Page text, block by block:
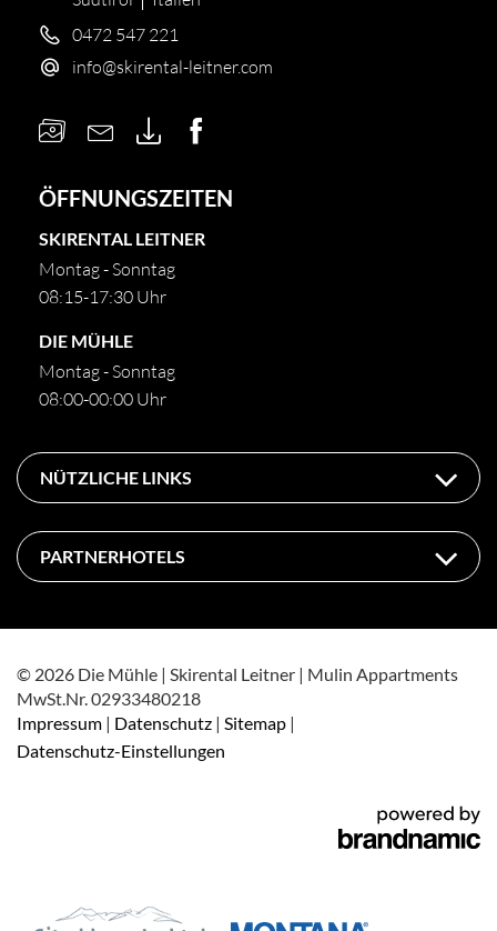
0472 547 221
info@skirental-leitner.com
ÖFFNUNGSZEITEN
SKIRENTAL LEITNER
Montag - Sonntag
08:15-17:30 Uhr
DIE MÜHLE
Montag - Sonntag
08:00-00:00 Uhr
NÜTZLICHE LINKS
PARTNERHOTELS
© 2026 Die Mühle | Skirental Leitner | Mulin Appartments
MwSt.Nr. 02933480218
Impressum | Datenschutz | Sitemap |
Datenschutz-Einstellungen